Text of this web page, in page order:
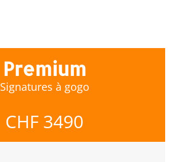
Premium
Signatures à gogo
CHF 3490